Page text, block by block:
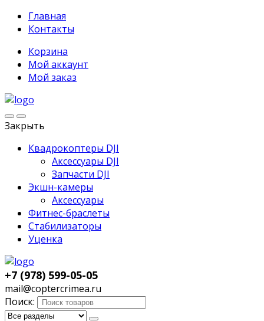
Главная
Контакты
Корзина
Мой аккаунт
Мой заказ
Закрыть
Квадрокоптеры DJI
Аксессуары DJI
Запчасти DJI
Экшн-камеры
Аксессуары
Фитнес-браслеты
Стабилизаторы
Уценка
+7 (978) 599-05-05
mail@coptercrimea.ru
Поиск: